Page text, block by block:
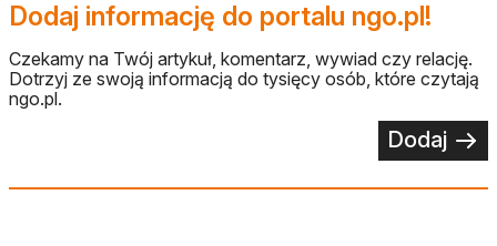
Dodaj informację do portalu ngo.pl!
Czekamy na Twój artykuł, komentarz, wywiad czy relację.
Dotrzyj ze swoją informacją do tysięcy osób, które czytają
ngo.pl.
Dodaj